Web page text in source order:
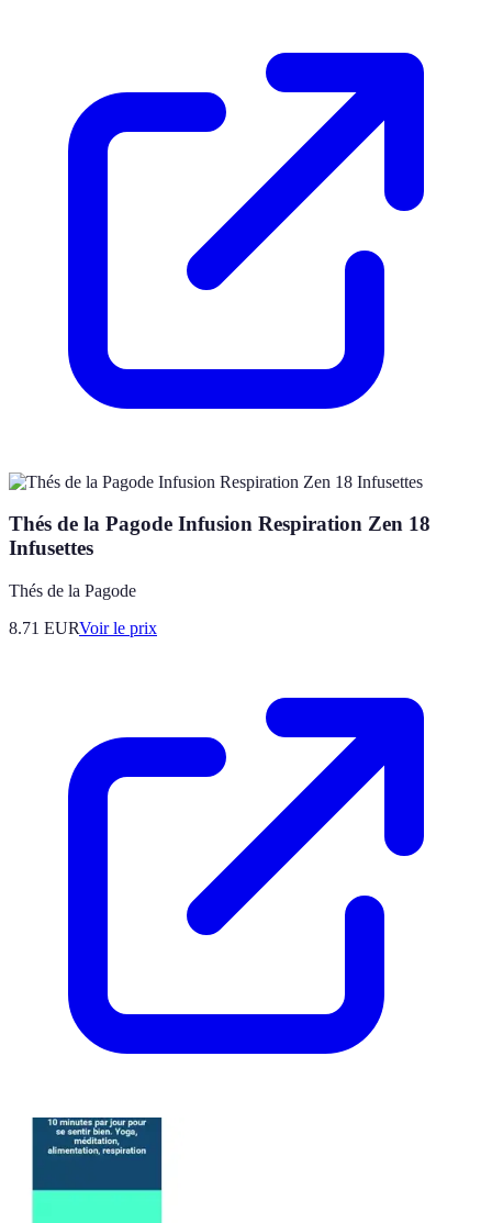
Thés de la Pagode Infusion Respiration Zen 18
Infusettes
Thés de la Pagode
8.71 EURVoir le prix